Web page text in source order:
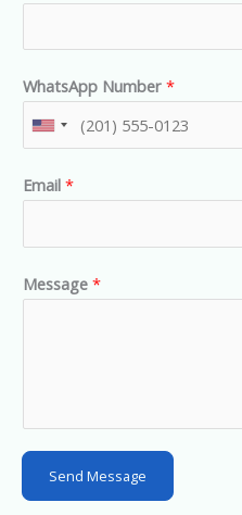
WhatsApp Number *
U
i
e
d
e
s
+
Email *
Message *
Send Message